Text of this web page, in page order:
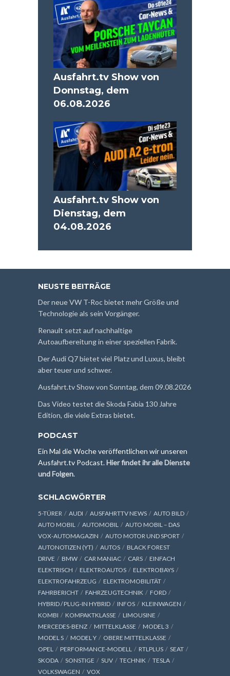
Ausfahrt.tv Show von
Donnstag, dem
06.08.2026
Ausfahrt.tv Show von
Dienstag, dem
04.08.2026
NEUSTE BEITRÄGE
Der neue VW T-Roc bietet mehr Größe und
Technologie als sein Vorgänger.
Renault setzt auf nachhaltige
Autoaufbereitung in einer speziellen Fabrik.
Der Audi Q7 bietet viel Platz und Luxus, bleibt
aber teuer und schwer.
Ausfahrt.tv Show von Sonntag, dem 09.08.2026
Das Video testet die Skoda Fabia 130 Jahre
Edition, die viele Extras bietet.
PODCAST
Ein Mal die Woche veröffentlichen wir unseren
Ausfahrt.tv Podcast.Hier findet ihr alle Dienste
und Folgen.
SCHLAGWÖRTER
5-TÜRER AUDI AUSFAHRTTV NEWS
AUTO BILD
AUTO MOBIL
AUTOMOBIL
AUTO MOBIL – DAS
VOX-AUTOMAGAZIN
AUTO MOTOR UND SPORT
AUTONOTIZEN (YT)
AUTOS
BLACK FOREST
DRIVE
BMW CAR MANIAC CARS
EINFACH
ELEKTRISCH
ELEKTROAUTOS
ELEKTROBAYS
ELEKTROFAHRZEUG
ELEKTROMOBILITÄT
FAHRBERICHT
FAHRZEUGTECHNIK
FORD
HYBRID / PLUG-IN HYBRID
INFOS
KLEINWAGEN
KOMBI
KOMPAKTKLASSE
LIMOUSINE
MERCEDES-BENZ
MITTELKLASSE
MODEL 3
MODEL S
MODEL Y
OBERE MITTELKLASSE
OPEL
PERFORMANCE-MODELL RTLPLUS
SEAT
SKODA
SONSTIGE SUV TECHNIK
TESLA
VOLKSWAGEN
VOX